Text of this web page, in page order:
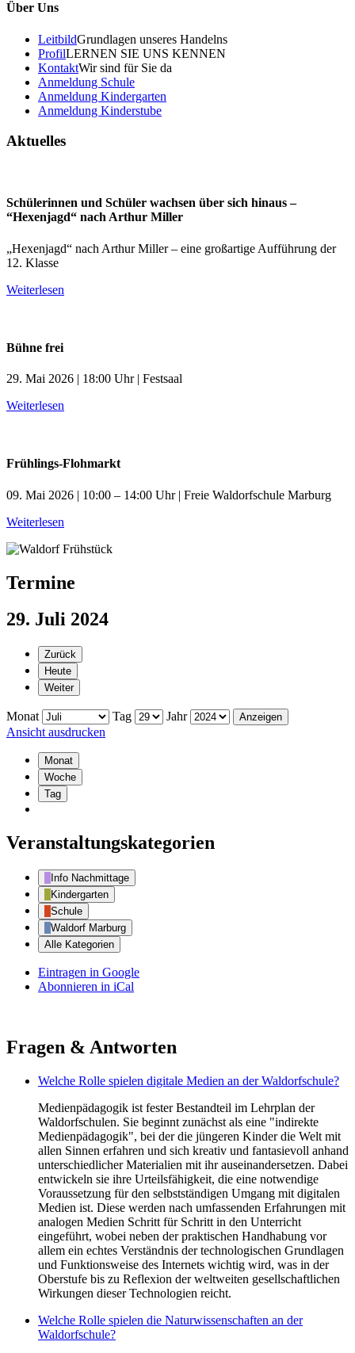
Über Uns
LeitbildGrundlagen unseres Handelns
ProfilLERNEN SIE UNS KENNEN
KontaktWir sind für Sie da
Anmeldung Schule
Anmeldung Kindergarten
Anmeldung Kinderstube
Aktuelles
Schülerinnen und Schüler wachsen über sich hinaus –
“Hexenjagd“ nach Arthur Miller
„Hexenjagd“ nach Arthur Miller – eine großartige Aufführung der
12. Klasse
Weiterlesen
Bühne frei
29. Mai 2026 | 18:00 Uhr | Festsaal
Weiterlesen
Frühlings-Flohmarkt
09. Mai 2026 | 10:00 – 14:00 Uhr | Freie Waldorfschule Marburg
Weiterlesen
Termine
29. Juli 2024
Zurück
Heute
Weiter
Monat Tag
Jahr
Ansicht ausdrucken
Monat
Woche
Tag
Veranstaltungskategorien
Info Nachmittage
Kindergarten
Schule
Waldorf Marburg
Alle Kategorien
Eintragen in Google
Abonnieren in iCal
Fragen & Antworten
Welche Rolle spielen digitale Medien an der Waldorfschule?
Medienpädagogik ist fester Bestandteil im Lehrplan der
Waldorfschulen. Sie beginnt zunächst als eine "indirekte
Medienpädagogik", bei der die jüngeren Kinder die Welt mit
allen Sinnen erfahren und sich kreativ und fantasievoll anhand
unterschiedlicher Materialien mit ihr auseinandersetzen. Dabei
entwickeln sie ihre Urteilsfähigkeit, die eine notwendige
Voraussetzung für den selbstständigen Umgang mit digitalen
Medien ist. Diese werden nach umfassenden Erfahrungen mit
analogen Medien Schritt für Schritt in den Unterricht
eingeführt, wobei neben der praktischen Handhabung vor
allem ein echtes Verständnis der technologischen Grundlagen
und Funktionsweise des Internets wichtig wird, was in der
Oberstufe bis zu Reflexion der weltweiten gesellschaftlichen
Wirkungen dieser Technologien reicht.
Welche Rolle spielen die Naturwissenschaften an der
Waldorfschule?